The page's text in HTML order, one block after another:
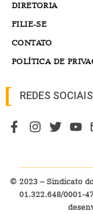
DIRETORIA
FILIE-SE
CONTATO
POLÍTICA DE
REDES SOCIAIS
© 2023 – Sindicato
01.322.648/0001-